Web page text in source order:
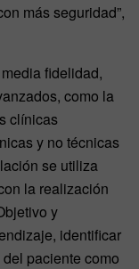
más seguridad”,
fidelidad,
como la
clínicas
y no técnicas
se utiliza
la realización
y
identificar
paciente como